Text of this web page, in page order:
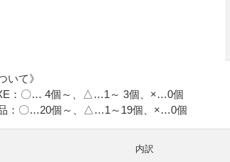
いて》
：〇… 4個～、△…1～ 3個、×…0個
品：〇…20個～、△…1～19個、×…0個
内訳